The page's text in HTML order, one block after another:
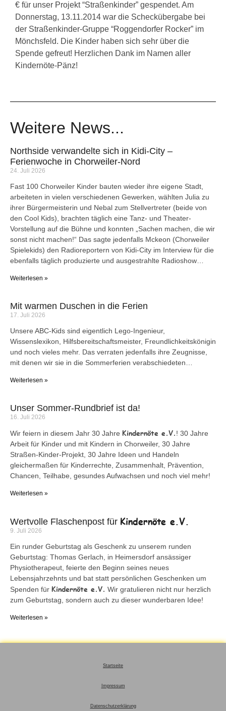
€ für unser Projekt “Straßenkinder” gespendet. Am
Donnerstag, 13.11.2014 war die Scheckübergabe bei
der Straßenkinder-Gruppe “Roggendorfer Rocker” im
Mönchsfeld. Die Kinder haben sich sehr über die
Spende gefreut! Herzlichen Dank im Namen aller
Kindernöte-Pänz!
Weitere News...
Northside verwandelte sich in Kidi-City –
Ferienwoche in Chorweiler-Nord
24. Juli 2026
Fast 100 Chorweiler Kinder bauten wieder ihre eigene Stadt,
arbeiteten in vielen verschiedenen Gewerken, wählten Julia zu
ihrer Bürgermeisterin und Nebal zum Stellvertreter (beide von
den Cool Kids), brachten täglich eine Tanz- und Theater-
Vorstellung auf die Bühne und konnten „Sachen machen, die wir
sonst nicht machen!“ Das sagte jedenfalls Mckeon (Chorweiler
Spielekids) den Radioreportern von Kidi-City im Interview für die
ebenfalls täglich produzierte und ausgestrahlte Radioshow…
Weiterlesen »
Mit warmen Duschen in die Ferien
17. Juli 2026
Unsere ABC-Kids sind eigentlich Lego-Ingenieur,
Wissenslexikon, Hilfsbereitschaftsmeister, Freundlichkeitskönigin
und noch vieles mehr. Das verraten jedenfalls ihre Zeugnisse,
mit denen wir sie in die Sommerferien verabschiedeten…
Weiterlesen »
Unser Sommer-Rundbrief ist da!
16. Juli 2026
Wir feiern in diesem Jahr 30 Jahre Kindernöte e.V.! 30 Jahre
Arbeit für Kinder und mit Kindern in Chorweiler, 30 Jahre
Straßen-Kinder-Projekt, 30 Jahre Ideen und Handeln
gleichermaßen für Kinderrechte, Zusammenhalt, Prävention,
Chancen, Teilhabe, gesundes Aufwachsen und noch viel mehr!
Weiterlesen »
Wertvolle Flaschenpost für Kindernöte e.V.
9. Juli 2026
Ein runder Geburtstag als Geschenk zu unserem runden
Geburtstag: Thomas Gerlach, in Heimersdorf ansässiger
Physiotherapeut, feierte den Beginn seines neues
Lebensjahrzehnts und bat statt persönlichen Geschenken um
Spenden für Kindernöte e.V. Wir gratulieren nicht nur herzlich
zum Geburtstag, sondern auch zu dieser wunderbaren Idee!
Weiterlesen »
Startseite
Impressum
Datenschutzerklärung